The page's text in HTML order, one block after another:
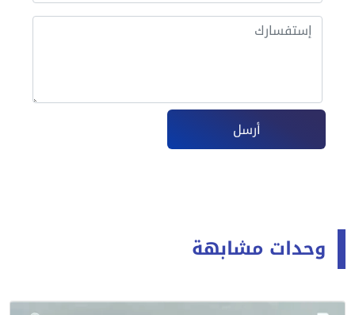
أرسل
وحدات مشابهة